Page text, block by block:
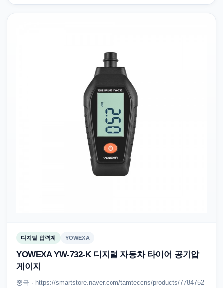
디지털 압력계 YOWEXA
YOWEXA YW-732-K 디지털 자동차 타이어 공기압
게이지
중국 · https://smartstore.naver.com/tamteccns/products/7784752